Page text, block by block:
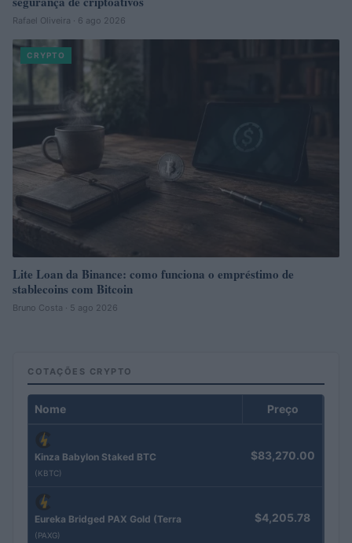
Rafael Oliveira · 6 ago 2026
CRYPTO
Lite Loan da Binance: como funciona o empréstimo de
stablecoins com Bitcoin
Bruno Costa · 5 ago 2026
COTAÇÕES CRYPTO
Nome Preço
Kinza Babylon Staked BTC
(KBTC)
$83,270.00
Eureka Bridged PAX Gold (Terra
(PAXG)
$4,205.78